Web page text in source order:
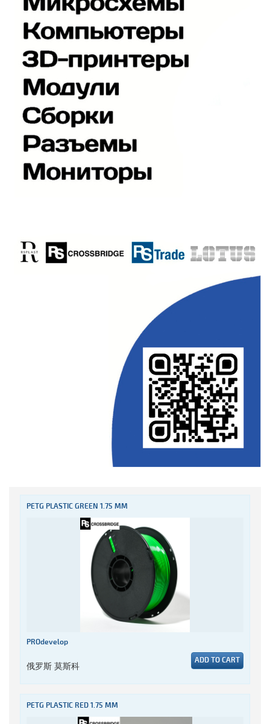
PETG PLASTIC GREEN 1.75 MM
PROdevelop
俄罗斯 莫斯科 ADD TO CART
PETG PLASTIC RED 1.75 MM